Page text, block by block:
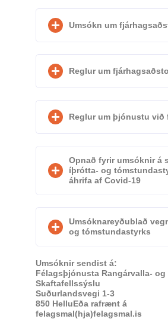
Umsókn um
Reglur um
Reglur um þjónustu
Opnað fyrir umsóknir á
íþrótta- og
áhrifa af Covid-19
Umsóknareyðublað
og tómstundastyrks
Umsóknir sendist á:
Félagsþjónusta Rangárvalla- og
Skaftafellssýslu
Suðurlandsvegi 1-3
850 HelluEða rafrænt á
felagsmal(hja)felagsmal.is